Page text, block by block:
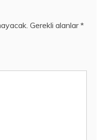
Gerekli alanlar*